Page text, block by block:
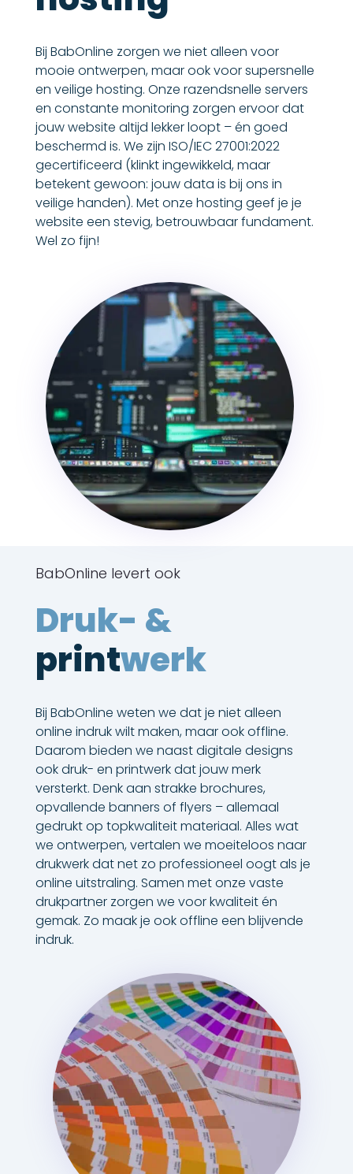
Bij BabOnline zorgen we niet alleen voor
mooie ontwerpen, maar ook voor supersnelle
en veilige hosting. Onze razendsnelle servers
en constante monitoring zorgen ervoor dat
jouw website altijd lekker loopt – én goed
beschermd is. We zijn ISO/IEC 27001:2022
gecertificeerd (klinkt ingewikkeld, maar
betekent gewoon: jouw data is bij ons in
veilige handen). Met onze hosting geef je je
website een stevig, betrouwbaar fundament.
Wel zo fijn!
BabOnline levert ook
Druk- &
printwerk
Bij BabOnline weten we dat je niet alleen
online indruk wilt maken, maar ook offline.
Daarom bieden we naast digitale designs
ook druk- en printwerk dat jouw merk
versterkt. Denk aan strakke brochures,
opvallende banners of flyers – allemaal
gedrukt op topkwaliteit materiaal. Alles wat
we ontwerpen, vertalen we moeiteloos naar
drukwerk dat net zo professioneel oogt als je
online uitstraling. Samen met onze vaste
drukpartner zorgen we voor kwaliteit én
gemak. Zo maak je ook offline een blijvende
indruk.